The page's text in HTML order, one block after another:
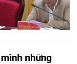
những